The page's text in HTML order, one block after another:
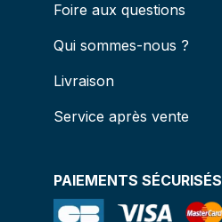
Foire aux questions
Qui sommes-nous ?
Livraison
Service après vente
PAIEMENTS SÉCURISÉS